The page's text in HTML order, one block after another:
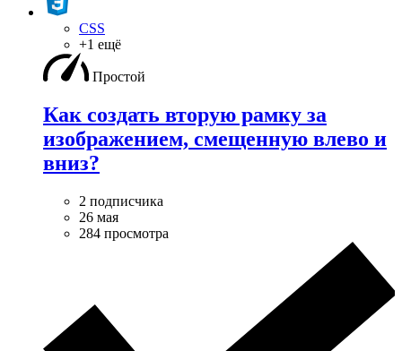
CSS
+1 ещё
Простой
Как создать вторую рамку за
изображением, смещенную влево и
вниз?
2 подписчика
26 мая
284 просмотра